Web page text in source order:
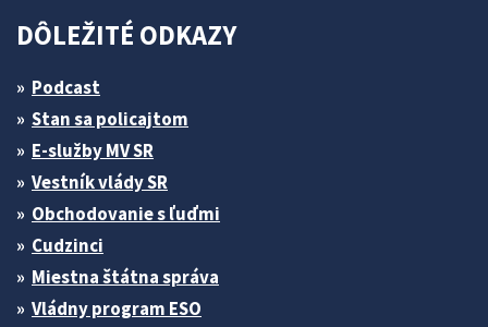
DÔLEŽITÉ ODKAZY
Podcast
Stan sa policajtom
E-služby MV SR
Vestník vlády SR
Obchodovanie s ľuďmi
Cudzinci
Miestna štátna správa
Vládny program ESO